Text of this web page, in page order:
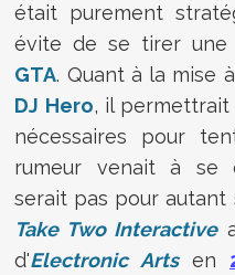
était purement
évite de se tirer
GTA. Quant à la mise
DJ Hero, il permettrait
nécessaires pour
rumeur venait à se
serait pas pour autant
Take Two Interactive
d'Electronic Artsen